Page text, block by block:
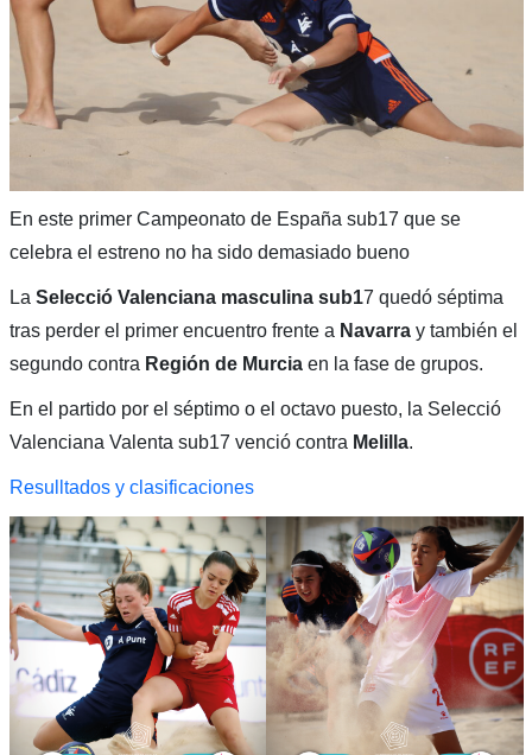
En este primer Campeonato de España sub17 que se
celebra el estreno no ha sido demasiado bueno
La Selecció Valenciana masculina sub17 quedó séptima
tras perder el primer encuentro frente a Navarray también el
segundo contra Región de Murciaen la fase de grupos.
En el partido por el séptimo o el octavo puesto, la Selecció
Valenciana Valenta sub17 venció contra Melilla.
Resulltados y clasificaciones